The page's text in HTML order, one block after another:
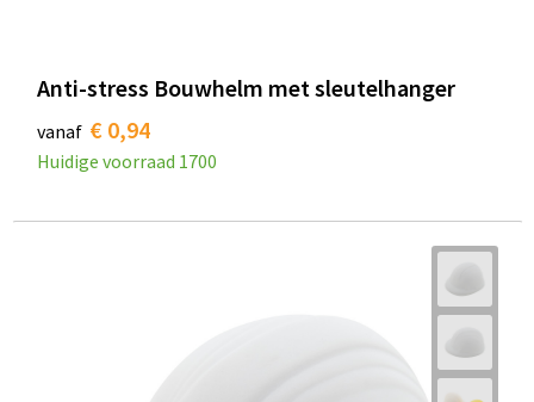
Anti-stress Bouwhelm met sleutelhanger
vanaf € 0,94
Huidige voorraad 1700